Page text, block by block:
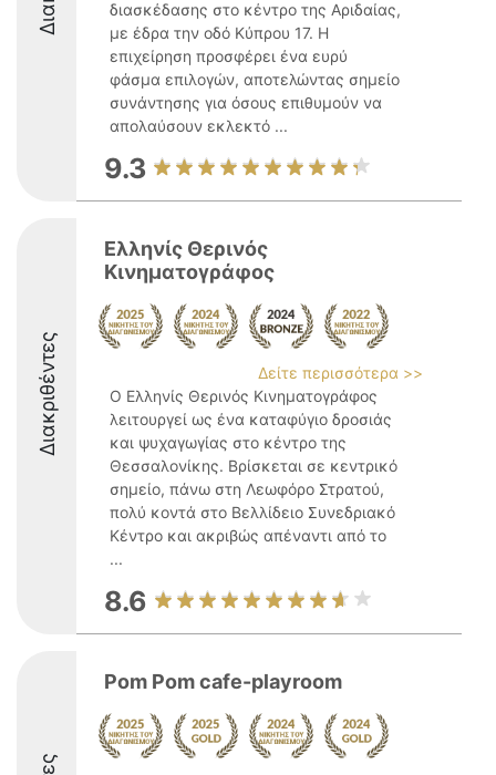
διασκέδασης στο κέντρο της Αριδαίας,
με έδρα την οδό Κύπρου 17. Η
επιχείρηση προσφέρει ένα ευρύ
φάσμα επιλογών, αποτελώντας σημείο
συνάντησης για όσους επιθυμούν να
απολαύσουν εκλεκτό ...
9.3
Διακριθέντες
Ελληνίς Θερινός
Κινηματογράφος
Δείτε περισσότερα >>
Ο Ελληνίς Θερινός Κινηματογράφος
λειτουργεί ως ένα καταφύγιο δροσιάς
και ψυχαγωγίας στο κέντρο της
Θεσσαλονίκης. Βρίσκεται σε κεντρικό
σημείο, πάνω στη Λεωφόρο Στρατού,
πολύ κοντά στο Βελλίδειο Συνεδριακό
Κέντρο και ακριβώς απέναντι από το
...
8.6
Pom Pom cafe-playroom